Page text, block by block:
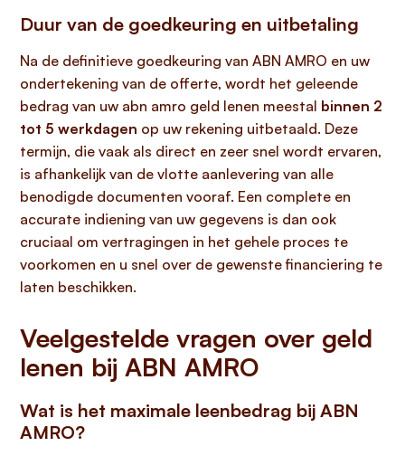
Duur van de goedkeuring en uitbetaling
Na de definitieve goedkeuring van ABN AMRO en uw
ondertekening van de offerte, wordt het geleende
bedrag van uw abn amro geld lenen meestal binnen 2
tot 5 werkdagen op uw rekening uitbetaald. Deze
termijn, die vaak als direct en zeer snel wordt ervaren,
is afhankelijk van de vlotte aanlevering van alle
benodigde documenten vooraf. Een complete en
accurate indiening van uw gegevens is dan ook
cruciaal om vertragingen in het gehele proces te
voorkomen en u snel over de gewenste financiering te
laten beschikken.
Veelgestelde vragen over geld
lenen bij ABN AMRO
Wat is het maximale leenbedrag bij ABN
AMRO?